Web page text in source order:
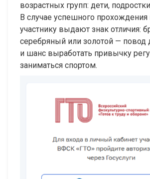
возрастных групп: дети,
В случае успешного прохождения
участнику выдают знак отличия:
серебряный или золотой — повод
и шанс выработать привычку
заниматься спортом.